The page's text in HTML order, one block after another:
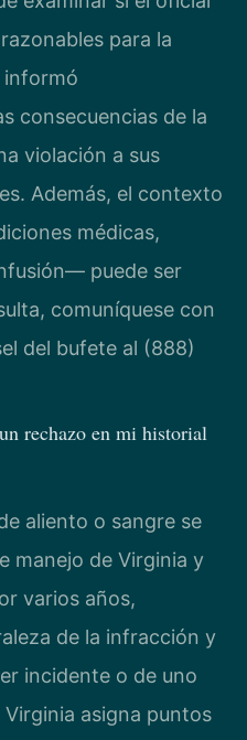
para la
informó
consecuencias de la
violación a sus
Además, el contexto
médicas,
puede ser
comuníquese con
del bufete al (888)
rechazo en mi historial
aliento o sangre se
manejo de Virginia y
varios años,
de la infracción y
incidente o de uno
Virginia asigna puntos